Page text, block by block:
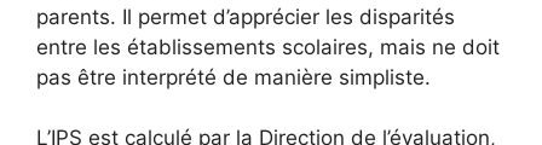
parents. Il permet d’apprécier les disparités
entre les établissements scolaires, mais ne doit
pas être interprété de manière simpliste.
L’IPS est calculé par la Direction de l’évaluation,